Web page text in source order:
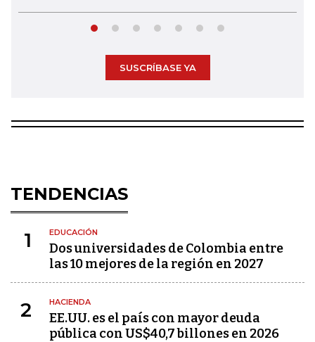
SUSCRÍBASE YA
TENDENCIAS
1 EDUCACIÓN
Dos universidades de Colombia entre
las 10 mejores de la región en 2027
2 HACIENDA
EE.UU. es el país con mayor deuda
pública con US$40,7 billones en 2026